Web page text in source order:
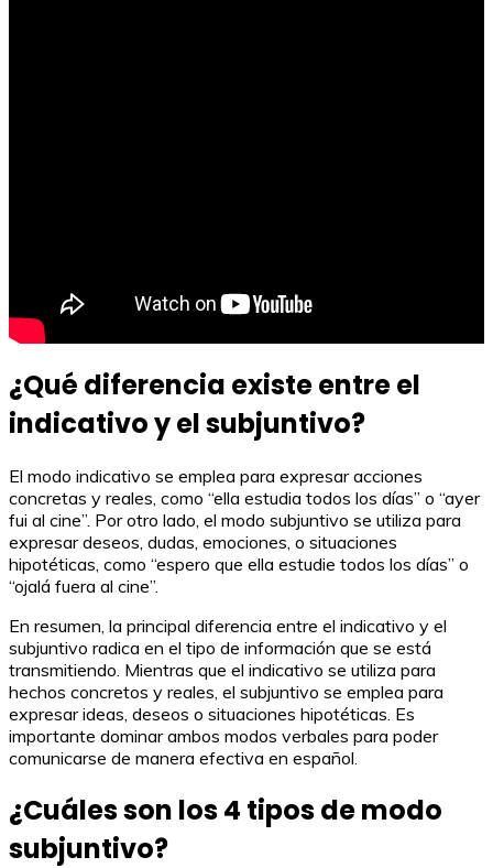
¿Qué diferencia existe entre el
indicativo y el subjuntivo?
El modo indicativo se emplea para expresar acciones
concretas y reales, como “ella estudia todos los días” o “ayer
fui al cine”. Por otro lado, el modo subjuntivo se utiliza para
expresar deseos, dudas, emociones, o situaciones
hipotéticas, como “espero que ella estudie todos los días” o
“ojalá fuera al cine”.
En resumen, la principal diferencia entre el indicativo y el
subjuntivo radica en el tipo de información que se está
transmitiendo. Mientras que el indicativo se utiliza para
hechos concretos y reales, el subjuntivo se emplea para
expresar ideas, deseos o situaciones hipotéticas. Es
importante dominar ambos modos verbales para poder
comunicarse de manera efectiva en español.
¿Cuáles son los 4 tipos de modo
subjuntivo?